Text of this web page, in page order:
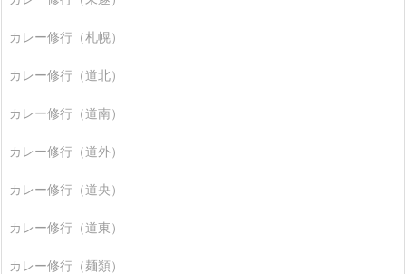
カレー修行（札幌）
カレー修行（道北）
カレー修行（道南）
カレー修行（道外）
カレー修行（道央）
カレー修行（道東）
カレー修行（麺類）